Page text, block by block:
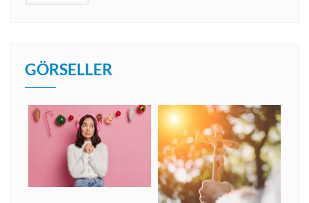
GÖRSELLER